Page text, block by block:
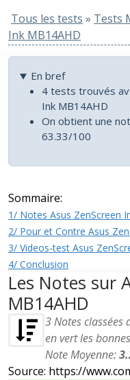
Tous les tests » Tests
Ink MB14AHD
En bref
4 tests trouvés
Ink MB14AHD
On obtient une
63.33/100
Sommaire:
1/ Notes Asus ZenScreen
2/ Pour et Contre Asus
3/ Videos-test Asus
4/ Conclusion
Les Notes sur
MB14AHD
3Notes classées
en vert les
Note Moyenne:
Source: https://